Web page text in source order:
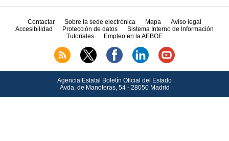
Contactar Sobre la sede electrónica Mapa
Aviso legal
Accesibilidad
Protección de datos
Sistema Interno de Información
Tutoriales
Empleo en la AEBOE
Agencia Estatal Boletín Oficial del Estado
Avda.de Manoteras, 54 - 28050 Madrid